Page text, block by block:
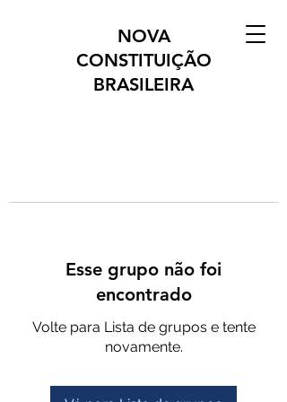
NOVA
CONSTITUIÇÃO
BRASILEIRA
Esse grupo não foi
encontrado
Volte para Lista de grupos e tente
novamente.